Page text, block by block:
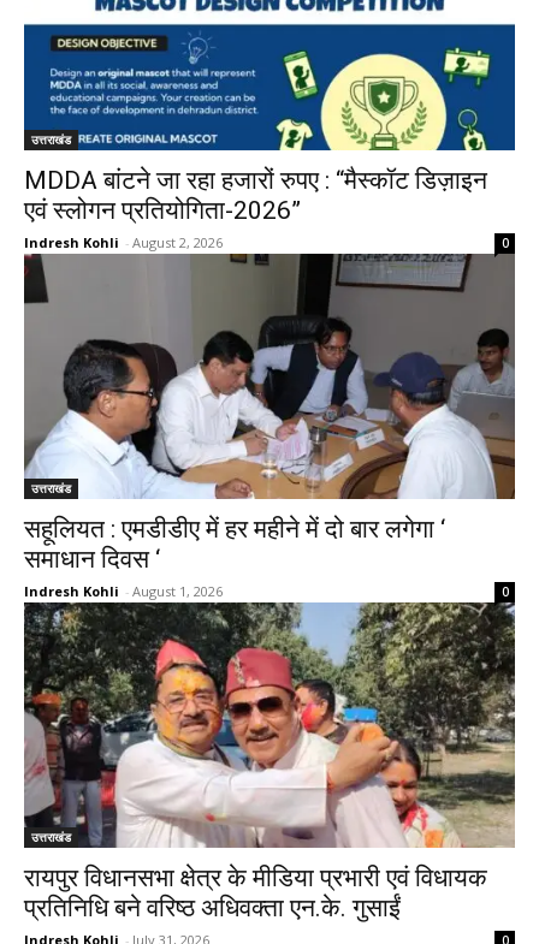
उत्तराखंड
MDDA बांटने जा रहा हजारों रुपए : “मैस्कॉट डिज़ाइन
एवं स्लोगन प्रतियोगिता-2026”
Indresh Kohli - August 2, 2026 0
उत्तराखंड
सहूलियत : एमडीडीए में हर महीने में दो बार लगेगा ‘
समाधान दिवस ‘
Indresh Kohli - August 1, 2026 0
उत्तराखंड
रायपुर विधानसभा क्षेत्र के मीडिया प्रभारी एवं विधायक
प्रतिनिधि बने वरिष्ठ अधिवक्ता एन.के. गुसाईं
Indresh Kohli - July 31, 2026 0